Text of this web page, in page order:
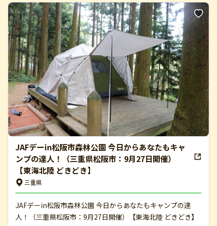
JAFデーin松阪市森林公園 今日からあなたもキャ
ンプの達人！（三重県松阪市：9月27日開催）
【東海北陸 どきどき】
三重県
JAFデーin松阪市森林公園 今日からあなたもキャンプの達
人！（三重県松阪市：9月27日開催）【東海北陸 どきどき】